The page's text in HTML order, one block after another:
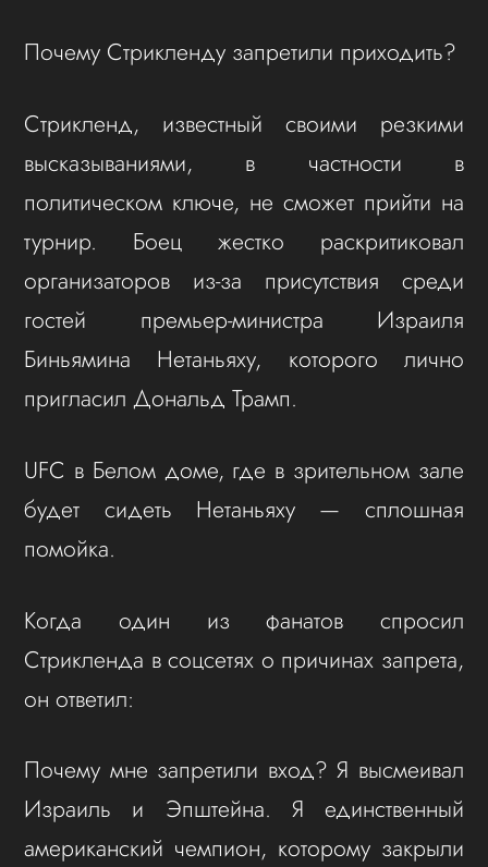
Почему Стрикленду запретили приходить?
Стрикленд, известный своими резкими
высказываниями, в частности в
политическом ключе, не сможет прийти на
турнир. Боец жестко раскритиковал
организаторов из-за присутствия среди
гостей премьер-министра Израиля
Биньямина Нетаньяху, которого лично
пригласил Дональд Трамп.
UFC в Белом доме, где в зрительном зале
будет сидеть Нетаньяху — сплошная
помойка.
Когда один из фанатов спросил
Стрикленда в соцсетях о причинах запрета,
он ответил:
Почему мне запретили вход? Я высмеивал
Израиль и Эпштейна. Я единственный
американский чемпион, которому закрыли